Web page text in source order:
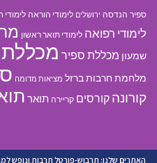
ספיר הנדסה ירושלים לימודי הוראה לימודי
לימודי רפואה לימודי תואר ראשון
שמעון מכללת ספיר
מלחמת חרבות ברזל מציאות מדומה
קורונה קורסים קריירה תואר
האתרים שלנו: תרבוש-פורטל תרבות ונופש